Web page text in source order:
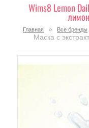
Wims8 Lemon
Главная » Все бренды
Маска с